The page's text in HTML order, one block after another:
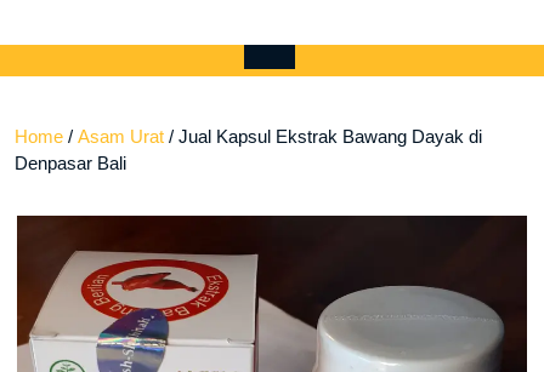
Account
cart
Open
Home / Asam Urat / Jual Kapsul Ekstrak Bawang Dayak di
Denpasar Bali